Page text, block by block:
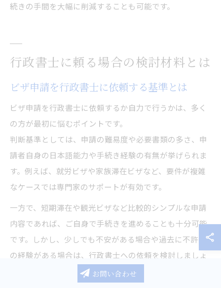
続きの手間を大幅に削減することも可能です。
行政書士に頼る場合の検討材料とは
ビザ申請を行政書士に依頼する基準とは
ビザ申請を行政書士に依頼するか自力で行うかは、多く
の方が最初に悩むポイントです。
判断基準としては、申請の難易度や必要書類の多さ、申
請者自身の日本語能力や手続き経験の有無が挙げられま
す。例えば、就労ビザや家族滞在ビザなど、要件が複雑
なケースでは専門家のサポートが有効です。
一方で、短期滞在や観光ビザなど比較的シンプルな申請
内容であれば、ご自身で手続きを進めることも十分可能
です。しかし、少しでも不安がある場合や過去に不許可
の経験がある場合は、行政書士への依頼を検討しましょ
う。具体的には、書類不備による再訪や審査の遅延リス
お問い合わせ